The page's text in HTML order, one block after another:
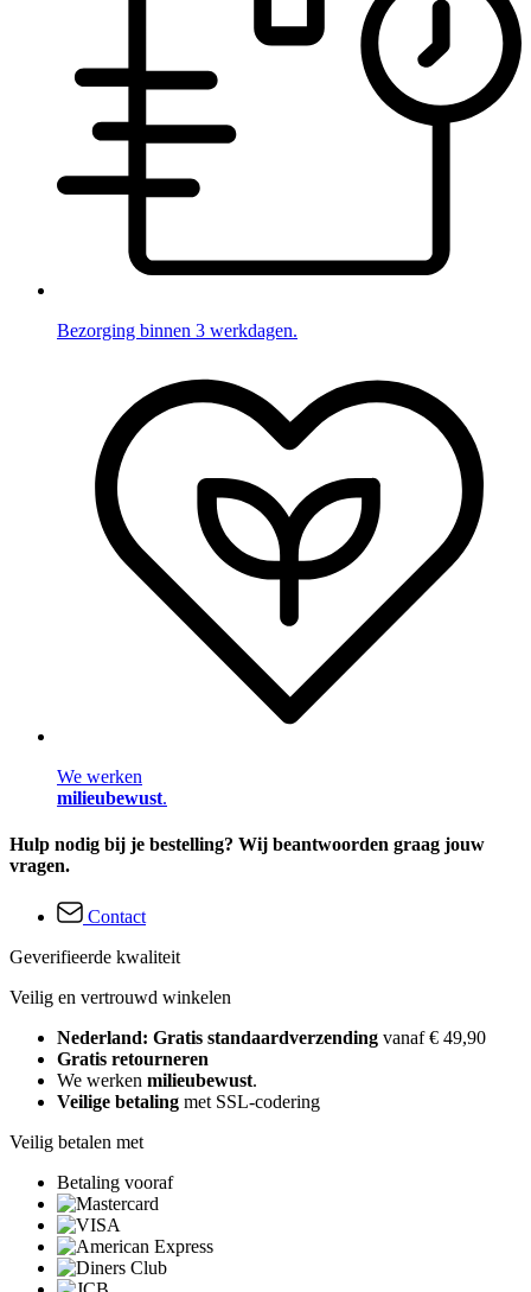
Bezorging binnen 3 werkdagen.
We werken
milieubewust.
Hulp nodig bij je bestelling? Wij beantwoorden graag jouw
vragen.
Contact
Geverifieerde kwaliteit
Veilig en vertrouwd winkelen
Nederland: Gratis standaardverzending vanaf € 49,90
Gratis retourneren
We werken milieubewust.
Veilige betaling met SSL-codering
Veilig betalen met
Betaling vooraf